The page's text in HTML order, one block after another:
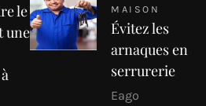
le
une
MAISON
Évitez les
arnaques en
serrurerie
Eago